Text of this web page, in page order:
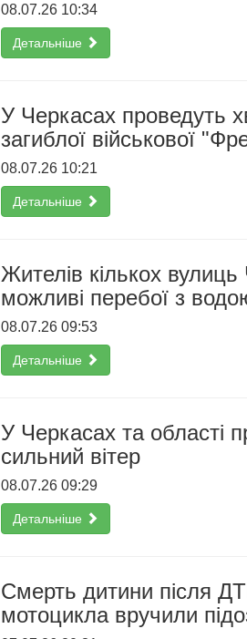
08.07.26 10:34
Детальніше
У Черкасах проведуть
загиблої військової
08.07.26 10:21
Детальніше
Жителів кількох
можливі перебої з
08.07.26 09:53
Детальніше
У Черкасах та області
сильний вітер
08.07.26 09:29
Детальніше
Смерть дитини після
мотоцикла вручили